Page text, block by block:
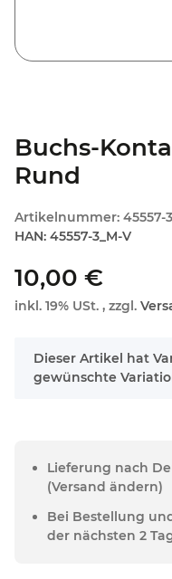
Buchs-
Rund
Artikelnummer: 45557-
HAN: 45557-3_M-V
10,00 €
inkl. 19% USt. , zzgl.
x
Dieser Artikel hat
gewünschte
Lieferung nach
(Versand ändern)
Bei Bestellung
der nächsten 2